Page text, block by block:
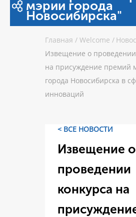
мэрии города
Новосибирска"
Главная / Welcome /
Извещение о проведении
на присуждение премий
города Новосибирска в
инноваций
< ВСЕ НОВОСТИ
Извещение о
проведении
конкурса на